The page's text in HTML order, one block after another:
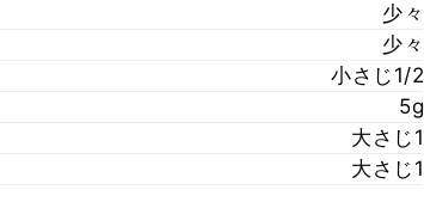
少々
少々
小さじ1/2
5g
大さじ1
大さじ1